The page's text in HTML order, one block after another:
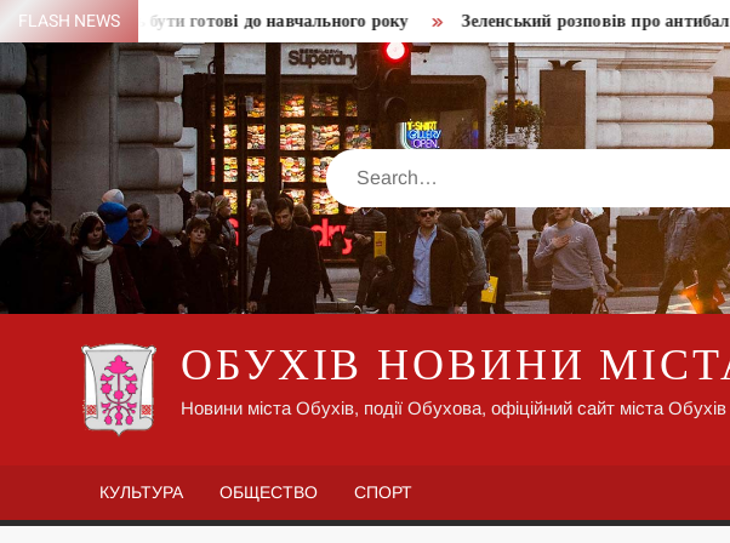
Skip
to
content
FLASH NEWS
мають бути готові до навчального року Зеленський розповів про
Search
ОБУХІВ НОВИНИ
Новини міста Обухів, події Обухова, офіційний сайт міста Обухів
КУЛЬТУРА ОБЩЕСТВО СПОРТ